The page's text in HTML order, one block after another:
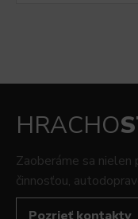
HRACHO
Zaoberáme sa nielen
činnosťou,